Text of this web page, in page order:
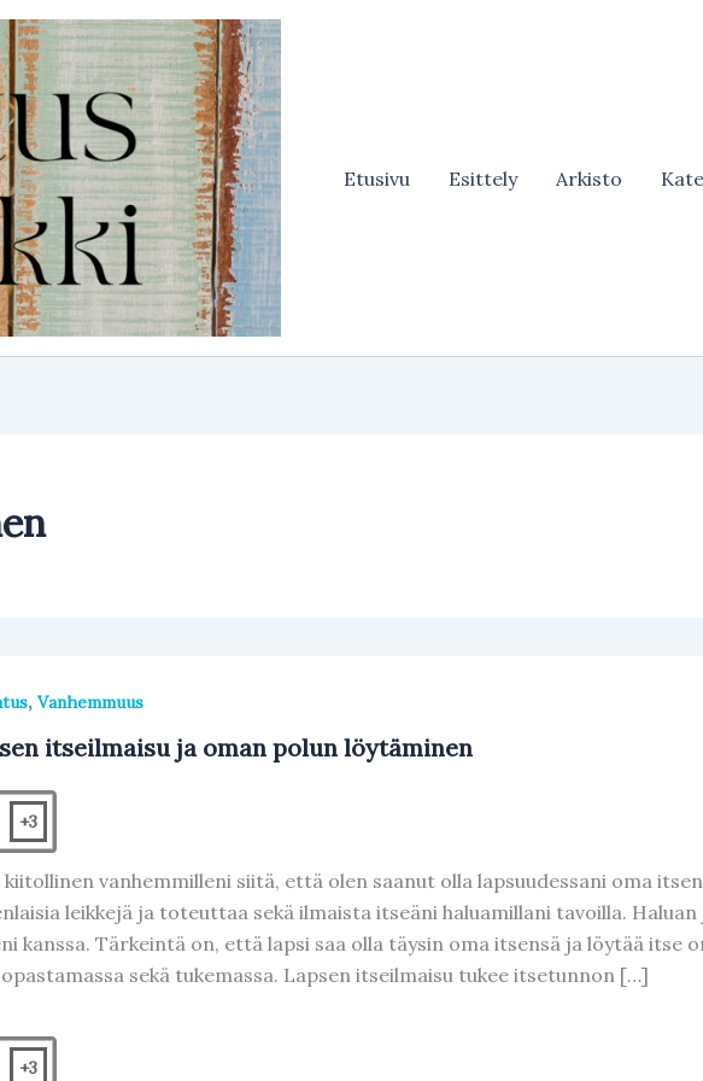
Etusivu Esittely Arkisto
, Vanhemmuus
itseilmaisu ja oman polun löytäminen
+3
kiitollinen vanhemmilleni siitä, että olen saanut olla lapsuudessani oma
leikkejä ja toteuttaa sekä ilmaista itseäni haluamillani tavoilla.
kanssa. Tärkeintä on, että lapsi saa olla täysin oma itsensä ja löytää itse
sekä tukemassa. Lapsen itseilmaisu tukee itsetunnon […]
+3